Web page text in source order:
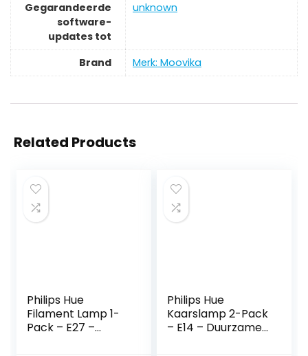
Gegarandeerde
software-
updates tot
‎unknown
Brand Merk: Moovika
Related Products
Philips Hue
Filament Lamp 1-
Pack – E27 –
Philips Hue
Kaarslamp 2-Pack
– E14 – Duurzame